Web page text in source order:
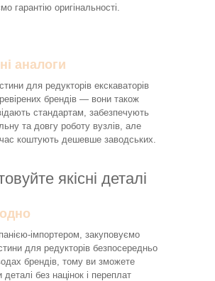
гарантію оригінальності.
аналоги
для редукторів екскаваторів
брендів — вони також
стандартам, забезпечують
та довгу роботу вузлів, але
коштують дешевше заводських.
якісні деталі
імпортером, закуповуємо
для редукторів безпосередньо
брендів, тому ви зможете
деталі без націнок і переплат